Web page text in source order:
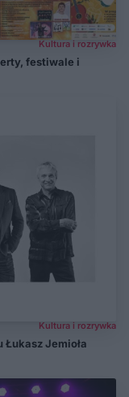
Kultura i rozrywka
festiwale i
Kultura i rozrywka
Jemioła